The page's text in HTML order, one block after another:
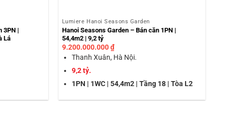
3PN |
Lá
Lumiere Hanoi Seasons Garden
Hanoi Seasons Garden – Bán căn 1PN |
54,4m2 | 9,2 tỷ
9.200.000.000₫
Thanh Xuân, Hà Nội.
9,2 tỷ.
1PN | 1WC | 54,4m2 | Tầng 18 | Tòa L2